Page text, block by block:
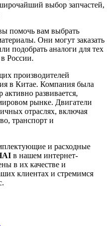
выбор запчастей,
помочь вам выбрать
Они могут заказать
подобрать аналоги для тех
России.
производителей
в Китае. Компания была
активно развивается,
рынке. Двигатели
отраслях, включая
транспорт и
и расходные
в нашем интернет-
в их качестве и
клиентах и стремимся